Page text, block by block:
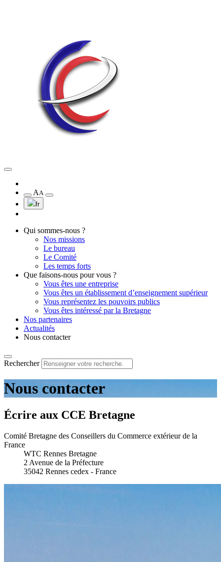
AA
fr
Qui sommes-nous ?
Nos missions
Le bureau
Le Comité
Les temps forts
Que faisons-nous pour vous ?
Vous êtes une entreprise
Vous êtes un établissement d’enseignement supérieur
Vous représentez les pouvoirs publics
Vous êtes intéressé par la Bretagne
Nos partenaires
Actualités
Nous contacter
Rechercher
Nous contacter
Écrire aux CCE Bretagne
Comité Bretagne des Conseillers du Commerce extérieur de la
France
WTC Rennes Bretagne
2 Avenue de la Préfecture
35042 Rennes cedex - France